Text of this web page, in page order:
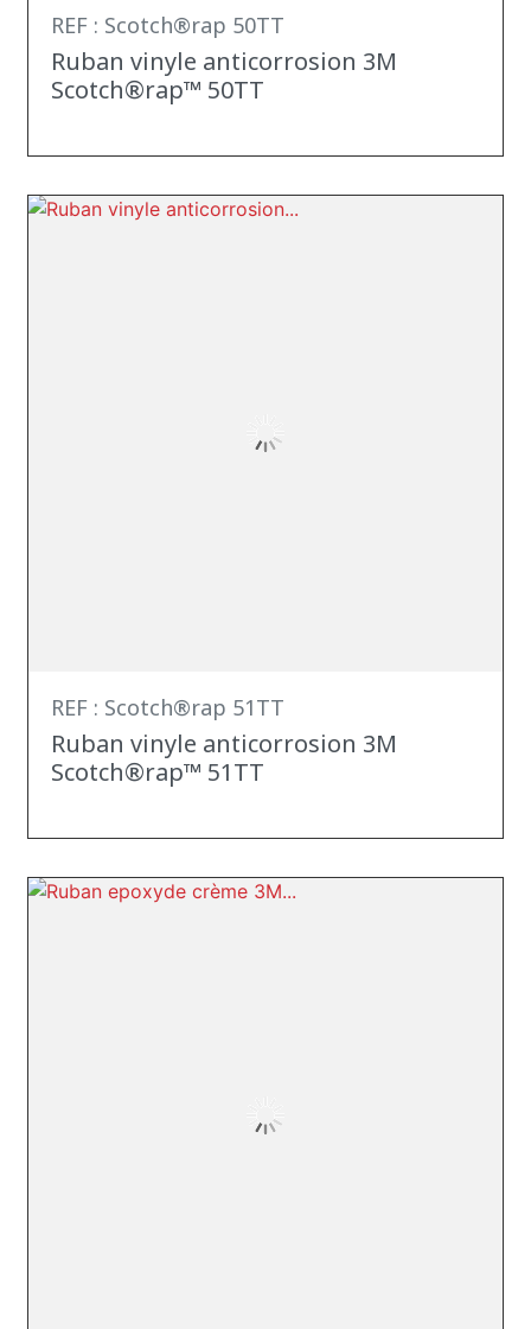
REF : Scotch®rap 50TT
Ruban vinyle anticorrosion 3M
Scotch®rap™ 50TT
REF : Scotch®rap 51TT
Ruban vinyle anticorrosion 3M
Scotch®rap™ 51TT